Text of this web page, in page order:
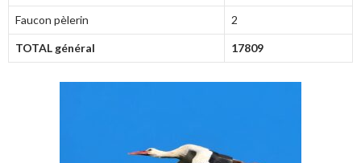
Faucon pèlerin 2
TOTAL général 17809